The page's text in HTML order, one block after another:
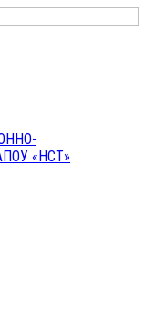
«НСТ»